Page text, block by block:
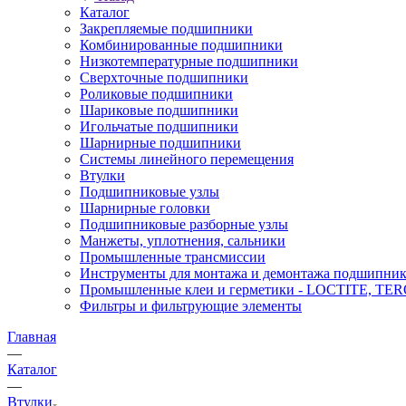
Каталог
Закрепляемые подшипники
Комбинированные подшипники
Низкотемпературные подшипники
Сверхточные подшипники
Роликовые подшипники
Шариковые подшипники
Игольчатые подшипники
Шарнирные подшипники
Системы линейного перемещения
Втулки
Подшипниковые узлы
Шарнирные головки
Подшипниковые разборные узлы
Манжеты, уплотнения, сальники
Промышленные трансмиссии
Инструменты для монтажа и демонтажа
Промышленные клеи и герметики - LOCTITE,
Фильтры и фильтрующие элементы
Главная
—
Каталог
—
Втулки